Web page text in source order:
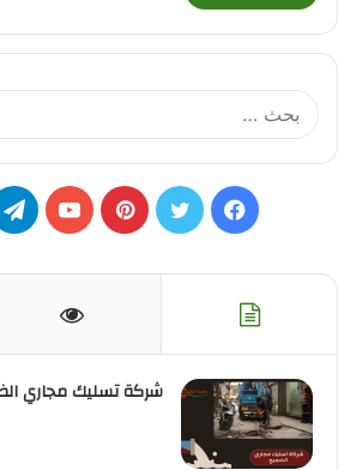
فيسبوكتويتر بينتيريستيوتيوب
شركة تسليك مجاري